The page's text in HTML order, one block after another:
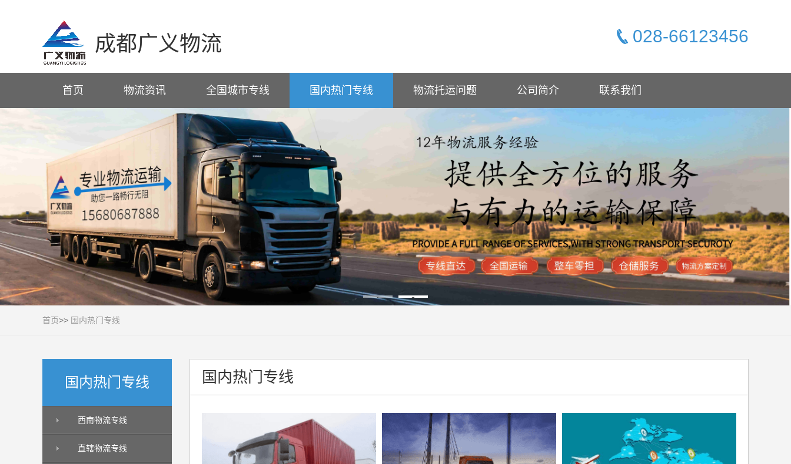
成都广义物流 028-66123456
首页 物流资讯 全国城市专线 国内热门专线 物流托运问题 公司简介 联系我们
1 2
首页>> 国内热门专线
国内热门专线
西南物流专线
直辖物流专线
国内热门专线